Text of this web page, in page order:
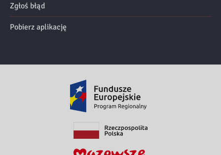
Zgłoś błąd
Pobierz aplikację